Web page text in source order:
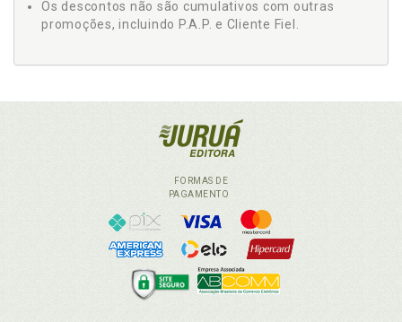
Os descontos não são cumulativos com outras
promoções, incluindo P.A.P. e Cliente Fiel.
FORMAS DE
PAGAMENTO